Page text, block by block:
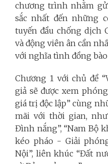
chương trình nhằm
sắc nhất đến những
tuyến đầu chống dịch
và động viên ân cần
với nghĩa tình đồng bào
Chương 1 với chủ đề
giả sẽ được xem
giá trị độc lập” cùng
mãi với thời gian, như
Đình nắng”, “Nam Bộ
kéo pháo - Giải
Nội”, liên khúc “Đất